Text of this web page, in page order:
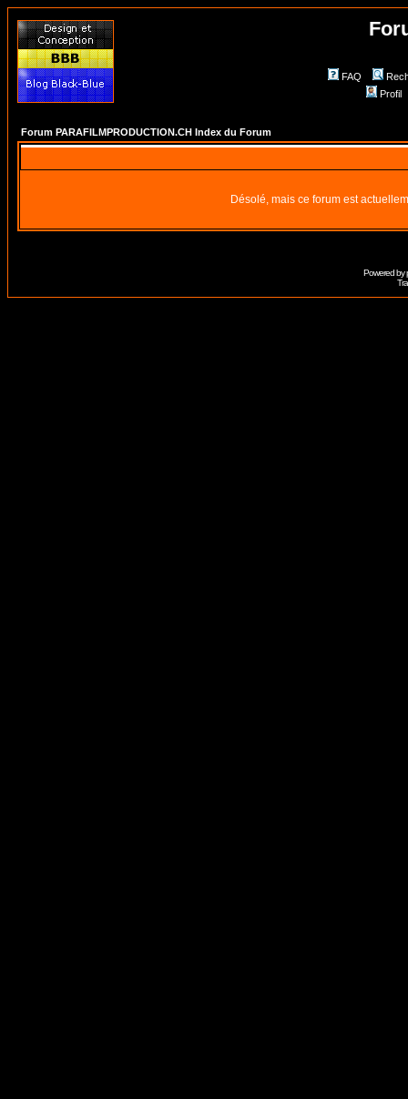
FAQ
Profil
Forum PARAFILMPRODUCTION.CH Index du Forum
Désolé, mais ce forum est
Powered by